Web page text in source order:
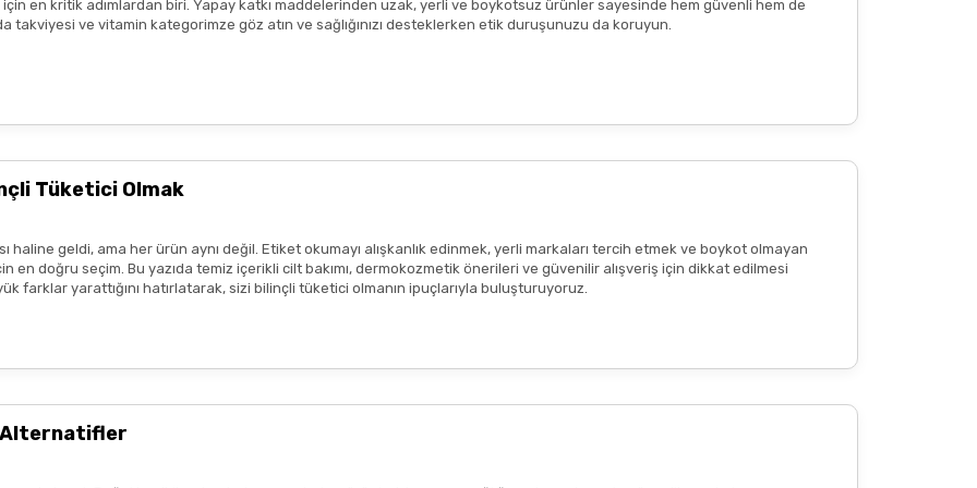
ederim boykot ürünleri
geldi,özenli paketlenmişti.
aldıklarım burada daha
ışık ve nemden uzak bir ortamda saklayınız.
tavsiyesinin yerini tutmaz.
önce ürünün küçük bir bölgede test edilmesi, olasıalerjik reaksiyonveyaciltte kızarıklıkolup olmadığının
ürün kullanımını durdurunuz ve bir uzmana başvurunuz.
uygun şekilde paylaşılmaktadır.
için en kritik adımlardan biri. Yapay katkı maddelerinden uzak, yerli ve boykotsuz ürünler sayesinde hem güvenli hem de
takviyesi ve vitamin kategorimze göz atın ve sağlığınızı desteklerken etik duruşunuzu da koruyun.
Tüketici Olmak
haline geldi, ama her ürün aynı değil. Etiket okumayı alışkanlık edinmek, yerli markaları tercih etmek ve boykot olmayan
en doğru seçim. Bu yazıda temiz içerikli cilt bakımı, dermokozmetik önerileri ve güvenilir alışveriş için dikkat edilmesi
farklar yarattığını hatırlatarak, sizi bilinçli tüketici olmanın ipuçlarıyla buluşturuyoruz.
Alternatifler